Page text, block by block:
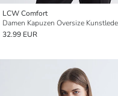
LCW Comfort
32.99 EUR